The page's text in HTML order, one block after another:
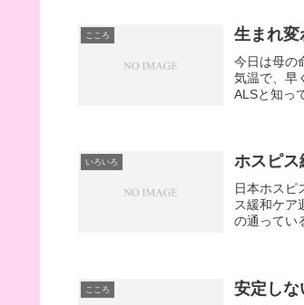
こころ 生まれ変
今日は母の
気温で、早
ALSと知っ
いろいろ ホスピス
日本ホスピ
ス緩和ケア
の通ってい
こころ 安定しな